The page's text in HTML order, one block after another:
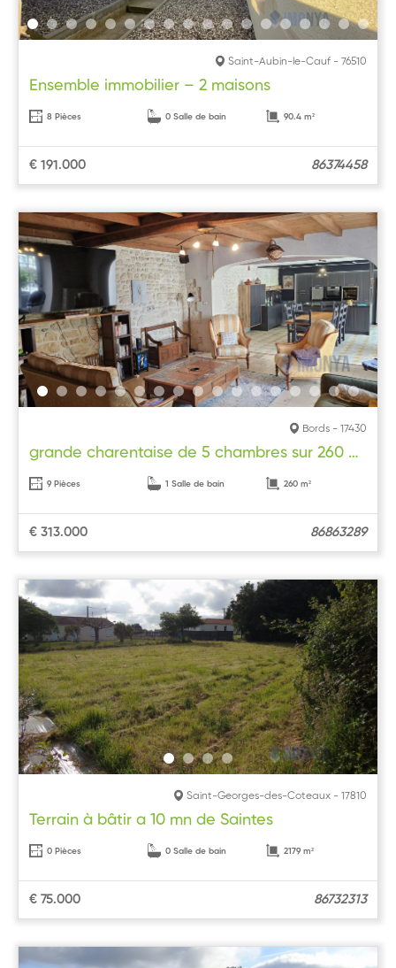
Saint-Aubin-le-Cauf - 76510
Ensemble immobilier – 2 maisons
8 Pièces 0 Salle de bain 90.4 m²
€ 191.000 86374458
Bords - 17430
grande charentaise de 5 chambres sur 260 m2
9 Pièces 1 Salle de bain 260 m²
€ 313.000 86863289
Saint-Georges-des-Coteaux - 17810
Terrain à bâtir a 10 mn de Saintes
0 Pièces 0 Salle de bain 2179 m²
€ 75.000 86732313